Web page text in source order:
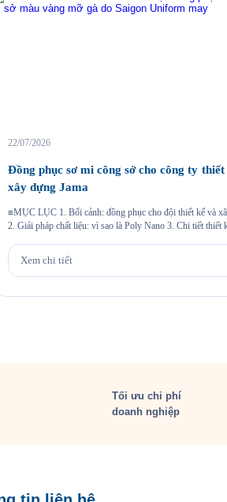
22/07/2026
Đồng phục sơ mi công sở cho công ty thiết
xây dựng Jama
≡MỤC LỤC 1. Bối cảnh: đồng phục cho đội thiết kế và
2. Giải pháp chất liệu: vì sao là Poly Nano 3. Chi tiết thiết
thực hiện cho Jama 6. Câu hỏi thường gặp 6.1. Vải […]
Xem chi tiết
Tối ưu chi phí
doanh nghiệp